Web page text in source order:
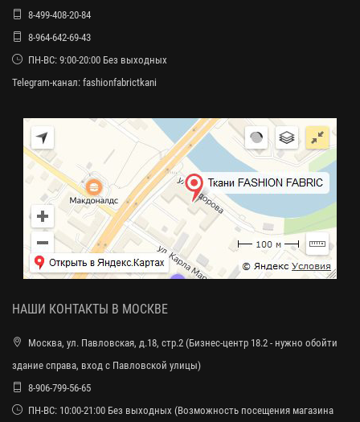
8-499-408-20-84
8-964-642-69-43
ПН-ВС: 9:00-20:00 Без выходных
Telegram-канал: fashionfabrictkani
НАШИ КОНТАКТЫ В МОСКВЕ
Москва, ул. Павловская, д.18, стр.2 (Бизнес-центр 18.2 - нужно обойти
здание справа, вход с Павловской улицы)
8-906-799-56-65
ПН-ВС: 10:00-21:00 Без выходных (Возможность посещения магазина